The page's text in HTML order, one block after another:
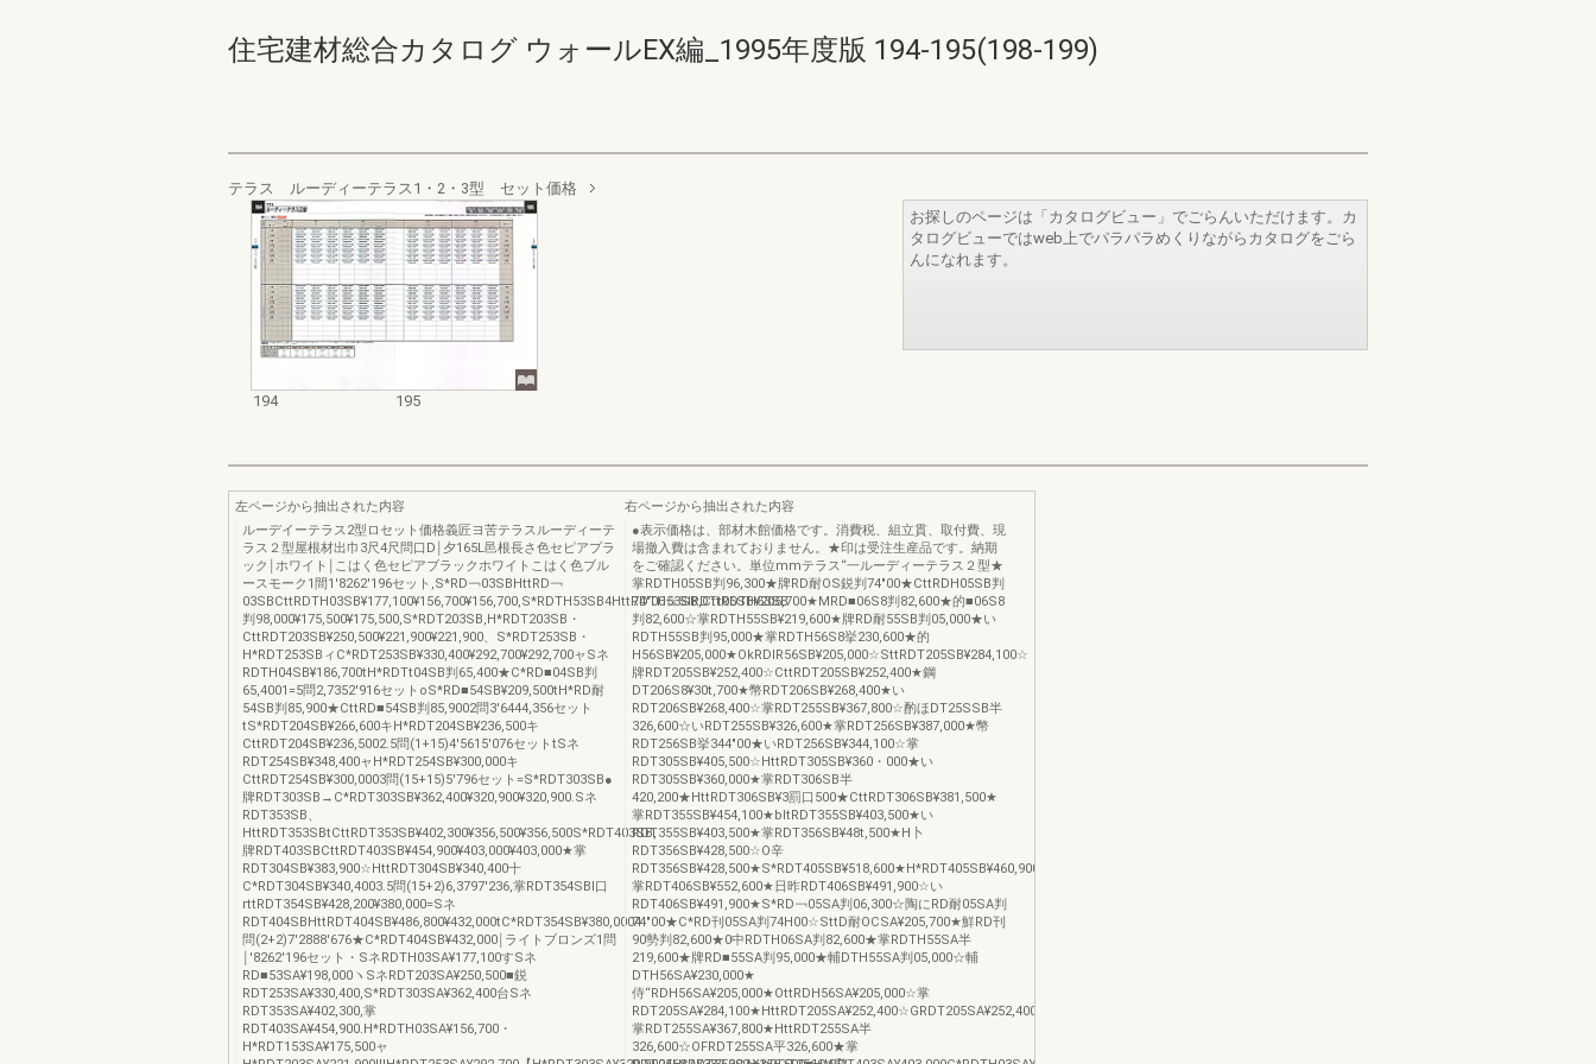
住宅建材総合カタログ ウォールEX編_1995年度版 194-195(198-199)
テラス ルーディーテラス1・2・3型 セット価格
194 195
お探しのページは「カタログビュー」でごらんいただけます。カ
タログビューではweb上でパラパラめくりながらカタログをごら
んになれます。
左ページから抽出された内容
ルーデイーテラス2型ロセット価格義匠ヨ苦テラスルーディーテ
ラス２型屋根材出巾3尺4尺問口D￨夕165L邑根長さ色セピアプラ
ック￨ホワイト￨こはく色セピアブラックホワイトこはく色ブル
ースモーク1間1′8262′196セット,S*RD￢03SBHttRD￢
03SBCttRDTH03SB¥177,100¥156,700¥156,700,S*RDTH53SB4HttRDTH53SB,CttRDTH53SB
判98,000¥175,500¥175,500,S*RDT203SB,H*RDT203SB・
CttRDT203SB¥250,500¥221,900¥221,900、S*RDT253SB・
H*RDT253SBィC*RDT253SB¥330,400¥292,700¥292,700ャSネ
RDTH04SB¥186,700tH*RDTt04SB判65,400★C*RD■04SB判
65,4001=5問2,7352′916セットoS*RD■54SB¥209,500tH*RD耐
54SB判85,900★CttRD■54SB判85,9002問3′6444,356セット
tS*RDT204SB¥266,600キH*RDT204SB¥236,500キ
CttRDT204SB¥236,5002.5問(1+15)4′5615′076セットtSネ
RDT254SB¥348,400ャH*RDT254SB¥300,000キ
CttRDT254SB¥300,0003問(15+15)5′796セット=S*RDT303SB●
牌RDT303SB→C*RDT303SB¥362,400¥320,900¥320,900.Sネ
RDT353SB、
HttRDT353SBtCttRDT353SB¥402,300¥356,500¥356,500S*RDT403SB,
牌RDT403SBCttRDT403SB¥454,900¥403,000¥403,000★掌
RDT304SB¥383,900☆HttRDT304SB¥340,400十
C*RDT304SB¥340,4003.5問(15+2)6,3797′236,掌RDT354SBI口
rttRDT354SB¥428,200¥380,000=Sネ
RDT404SBHttRDT404SB¥486,800¥432,000tC*RDT354SB¥380,0004
問(2+2)7′2888′676★C*RDT404SB¥432,000￨ライトブロンズ1問
￨′8262′196セット・SネRDTH03SA¥177,100すSネ
RD■53SA¥198,000ヽSネRDT203SA¥250,500■鋭
RDT253SA¥330,400,S*RDT303SA¥362,400台Sネ
RDT353SA¥402,300,掌
RDT403SA¥454,900.H*RDTH03SA¥156,700・
H*RDT153SA¥175,500ャ
右ページから抽出された内容
●表示価格は、部材木館価格です。消費税、組立貫、取付費、現
場撤入費は含まれておりません。★印は受注生産品です。納期
をご確認ください。単位mmテラス“一ルーディーテラス２型★
掌RDTH05SB判96,300★牌RD耐OS鋭判74"00★CttRDH05SB判
74"00☆SIRDTt06SB¥205,700★MRD■06S8判82,600★的■06S8
判82,600☆掌RDTH55SB¥219,600★牌RD耐55SB判05,000★い
RDTH55SB判95,000★掌RDTH56S8挙230,600★的
H56SB¥205,000★OkRDlR56SB¥205,000☆SttRDT205SB¥284,100☆
牌RDT205SB¥252,400☆CttRDT205SB¥252,400★鋼
DT206S8¥30t,700★幣RDT206SB¥268,400★い
RDT206SB¥268,400☆掌RDT255SB¥367,800☆酌ほDT25SSB半
326,600☆いRDT255SB¥326,600★掌RDT256SB¥387,000★幣
RDT256SB挙344"00★いRDT256SB¥344,100☆掌
RDT305SB¥405,500☆HttRDT305SB¥360・000★い
RDT305SB¥360,000★掌RDT306SB半
420,200★HttRDT306SB¥3罰口500★CttRDT306SB¥381,500★
掌RDT355SB¥454,100★bltRDT355SB¥403,500★い
RDT355SB¥403,500★掌RDT356SB¥48t,500★H卜
RDT356SB¥428,500☆O辛
RDT356SB¥428,500★S*RDT405SB¥518,600★H*RDT405SB¥460,900☆CttRDT405SB¥460,900☆
掌RDT406SB¥552,600★日昨RDT406SB¥491,900☆い
RDT406SB¥491,900★S*RD￢05SA判06,300☆陶にRD耐05SA判
74"00★C*RD刊05SA判74H00☆SttD耐OCSA¥205,700★鮮RD刊
90勢判82,600★0中RDTH06SA判82,600★掌RDTH55SA半
219,600★牌RD■55SA判95,000★輔DTH55SA判05,000☆輔
DTH56SA¥230,000★
侍“RDH56SA¥205,000★OttRDH56SA¥205,000☆掌
RDT205SA¥284,100★HttRDT205SA¥252,400☆GRDT205SA¥252,400☆StRDT206SA¥30t,700★hRDT206SA¥268,400★BRDT206SA¥268,400☆
掌RDT255SA¥367,800★HttRDT255SA半
326,600☆OFRDT255SA平326,600★掌